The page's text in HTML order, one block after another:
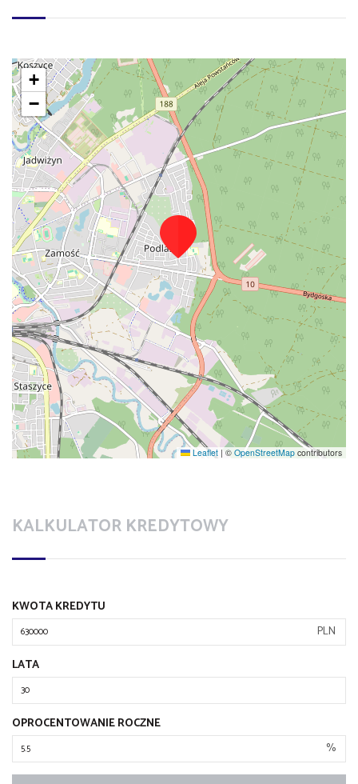
+
−
Leaflet | © OpenStreetMap contributors
KALKULATOR KREDYTOWY
KWOTA KREDYTU
PLN
LATA
OPROCENTOWANIE ROCZNE
%